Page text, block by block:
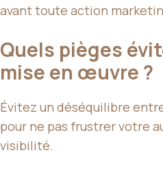
avant toute action
Quels pièges
mise en œuvre ?
Évitez un déséquilibre
pour ne pas frustrer votre
visibilité.